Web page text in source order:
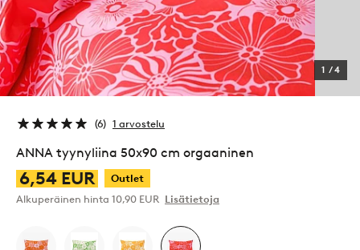
1 /4
6 1 arvostelu
ANNA tyynyliina 50x90 cm orgaaninen
6,54 EUR
Outlet
Alkuperäinen hinta 10,90 EUR Lisätietoja